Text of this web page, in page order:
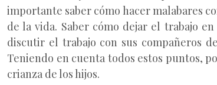
importante saber cómo hacer malabares
de la vida. Saber cómo dejar el trabajo
discutir el trabajo con sus compañeros
Teniendo en cuenta todos estos puntos,
crianza de los hijos.